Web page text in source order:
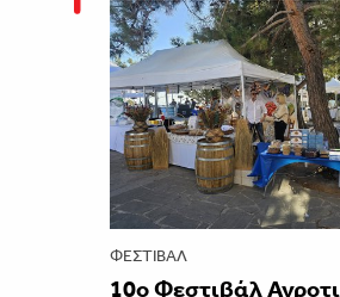
ΦΕΣΤΙΒΑΛ
10ο Φεστιβάλ